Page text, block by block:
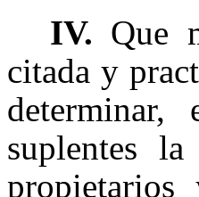
IV. Que
citada y
suplentes